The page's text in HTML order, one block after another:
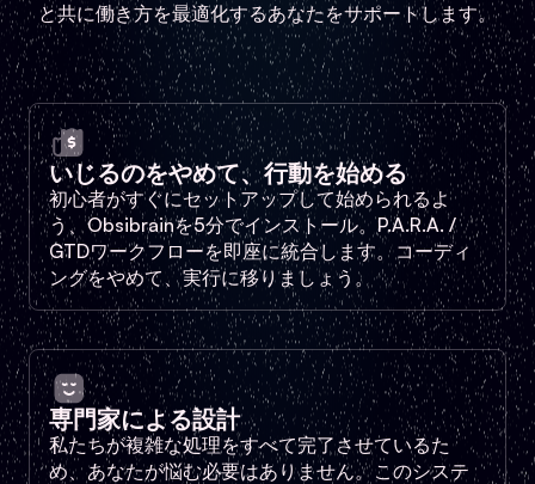
と共に働き方を最適化するあなたをサポートします。
いじるのをやめて、行動を始める
初心者がすぐにセットアップして始められるよ
う、Obsibrainを5分でインストール。P.A.R.A. /
GTDワークフローを即座に統合します。コーディ
ングをやめて、実行に移りましょう。
専門家による設計
私たちが複雑な処理をすべて完了させているた
め、あなたが悩む必要はありません。このシステ